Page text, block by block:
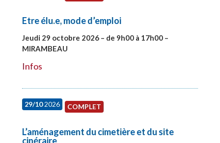
Etre élu.e, mode d’emploi
Jeudi 29 octobre 2026 – de 9h00 à 17h00 –
MIRAMBEAU
Infos
29/102026 COMPLET
L’aménagement du cimetière et du site
cinéraire